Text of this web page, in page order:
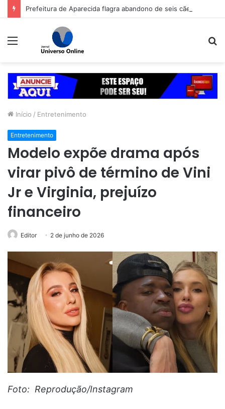
Menu
Início / Entretenimento
Entretenimento
Modelo expõe drama após
virar pivô de término de Vini
Jr e Virginia, prejuízo
financeiro
Editor 2 de junho de 2026
Foto: Reprodução/Instagram